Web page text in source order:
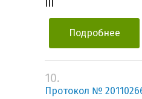
Подробнее
10.
Протокол №